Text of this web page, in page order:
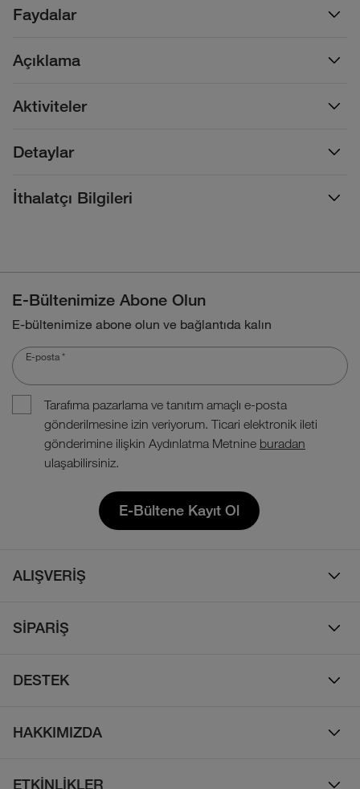
Açıklama
Detaylar
Aktiviteler
Faydalar
İthalatçı Bilgileri
E-Bültenimize Abone Olun
E-bültenimize abone olun ve bağlantıda kalın
E-posta *
Tarafıma pazarlama ve tanıtım amaçlı e-posta
gönderilmesine izin veriyorum. Ticari elektronik ileti
gönderimine ilişkin Aydınlatma Metnine buradan
ulaşabilirsiniz.
E-Bültene Kayıt Ol
ALIŞVERİŞ
Çocuk
Ayakkabı
SİPARİŞ
İade Politikası
DESTEK
Sıkça Sorulan Sorular
HAKKIMIZDA
ETKİNLİKLER